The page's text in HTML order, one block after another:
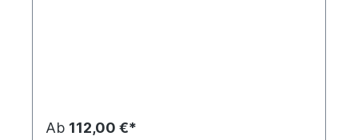
Ab 112,00 €*